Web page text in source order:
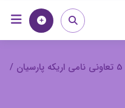
خانه
پروژه بقیه الله 5 تعاونی نامی اریکه پارسیان /